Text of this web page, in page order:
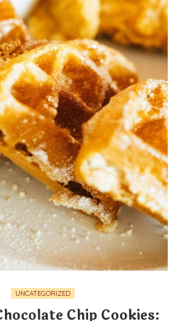
UNCATEGORIZED
Chip Cookies: